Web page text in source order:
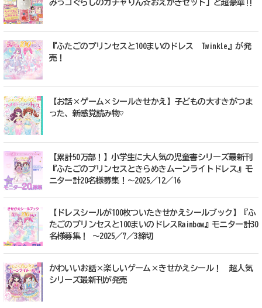
みっコぐらしのガチャりん☆おえかきセット」と超豪華!!
『ふたごのプリンセスと100まいのドレス Twinkle』が発
売！
【お話×ゲーム×シールきせかえ】子どもの大すきがつま
った、新感覚読み物♡
【累計50万部！】小学生に大人気の児童書シリーズ最新刊
『ふたごのプリンセスときらめきムーンライトドレス』モ
ニター計20名様募集！～2025／12／16
【ドレスシールが100枚ついたきせかえシールブック】『ふ
たごのプリンセスと100まいのドレスRainbow』モニター計30
名様募集！ ～2025／7／3締切
かわいいお話×楽しいゲーム×きせかえシール！ 超人気
シリーズ最新刊が発売